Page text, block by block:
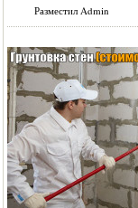
Разместил Admin